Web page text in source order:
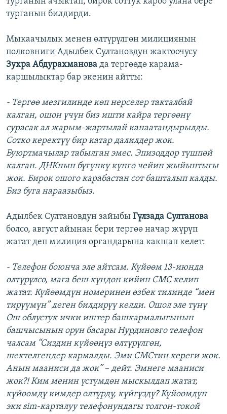
турганын билдирди.
Мыкаачылык менен өлтүрүлгөн милициянын
полковниги Адылбек Султановдун жактоочусу
Зухра Абдурахманова да тергөөдө карама-
каршылыктар бар экенин айтты:
- Тергөө мезгилинде көп нерселер такталбай
калган, ошон үчүн биз ишти кайра тергөөнү
сурасак ал жарым-жартылай канаатандырылды.
Сотко керектүү бир катар далилдер жок.
Буюртмачылар табылган эмес. Эпизоддор түшпөй
калган. ДНКнын бүгүнкү күнгө чейин жыйынтыгы
жок. Бирок ошого карабастан сот башталып калды.
Биз буга нараазыбыз.
Адылбек Султановдун зайыбы Гүлзада Султанова
болсо, август айынан бери тергөө начар жүрүп
жатат деп милиция органдарына какшап келет:
- Телефон боюнча эле айтсам. Күйөөм 13-июнда
өлтүрүлсө, мага беш күндөн кийин СМС келип
жатат. Күйөөмдүн номеринен өзбек тилинде “мен
тирүүмүн” деген билдирүү келди. Ошол эле түнү
Ош облустук ички иштер башкармалыгынын
башчысынын орун басары Нурдиновго телефон
чалсам “Сиздин күйөөңүз өлтүрүлгөн,
шектелгендер кармалды. Эми СМСтин кереги жок.
Анын мааниси да жок” – дейт. Эмнеге мааниси
жок?! Ким менин үстүмдөн мыскылдап жатат,
күйөөмдү кимдер өлтүрдү, күйгүздү? Күйөөмдүн
эки sim-карталуу телефонундагы толгон-токой